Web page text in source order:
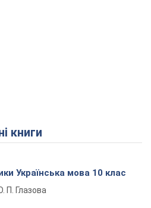
книги
Українська мова 10 клас
П. Глазова